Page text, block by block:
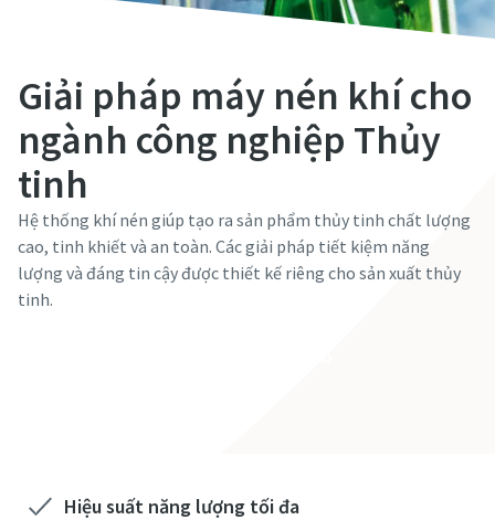
Giải pháp máy nén khí cho
ngành công nghiệp Thủy
tinh
Hệ thống khí nén giúp tạo ra sản phẩm thủy tinh chất lượng
cao, tinh khiết và an toàn. Các giải pháp tiết kiệm năng
lượng và đáng tin cậy được thiết kế riêng cho sản xuất thủy
tinh.
Hiệu suất năng lượng tối đa